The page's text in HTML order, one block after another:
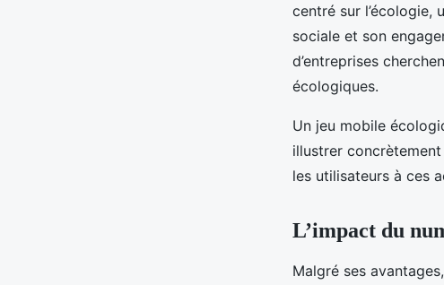
centré sur l’écologie,
sociale et son
d’entreprises
écologiques.
Un jeu mobile
illustrer concrètement
les utilisateurs à ces
L’impact du
Malgré ses